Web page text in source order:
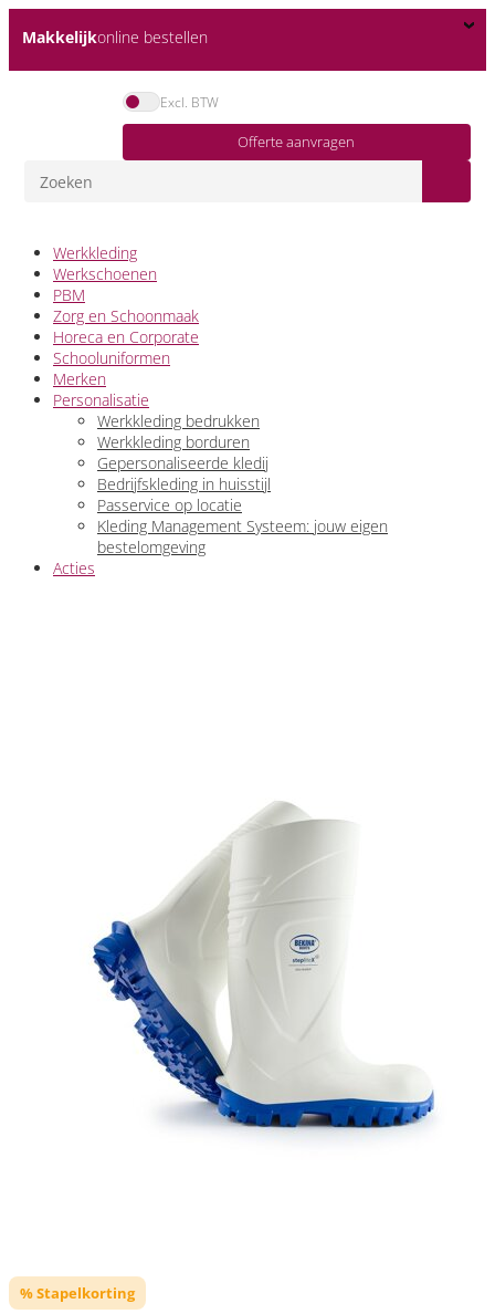
Makkelijkonline bestellen
Excl. BTW
Offerte aanvragen
Werkkleding
Werkschoenen
PBM
Zorg en Schoonmaak
Horeca en Corporate
Schooluniformen
Merken
Personalisatie
Werkkleding bedrukken
Werkkleding borduren
Gepersonaliseerde kledij
Bedrijfskleding in huisstijl
Passervice op locatie
Kleding Management Systeem: jouw eigen
bestelomgeving
Acties
% Stapelkorting